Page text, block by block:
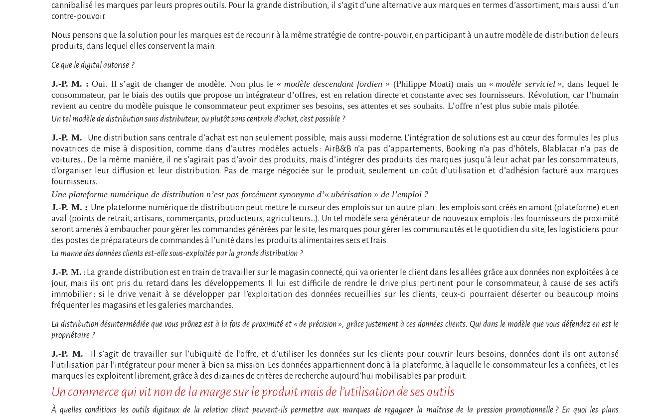
cannibalisé les marques par leurs propres outils. Pour la grande distribution, il s’agit d’une alternative aux marques en termes d’assortiment, mais aussi d’un
contre-pouvoir.
Nous pensons que la solution pour les marques est de recourir à la même stratégie de contre-pouvoir, en participant à un autre modèle de distribution de leurs
produits, dans lequel elles conservent la main.
Ce que le digital autorise ?
J.-P. M. :Oui. Il s’agit de changer de modèle. Non plus le « modèle descendant fordien » (Philippe Moati) mais un « modèle serviciel », dans lequel le
consommateur, par le biais des outils que propose un intégrateur d’offres, est en relation directe et constante avec ses fournisseurs. Révolution, car l’humain
revient au centre du modèle puisque le consommateur peut exprimer ses besoins, ses attentes et ses souhaits. L’offre n’est plus subie mais pilotée.
Un tel modèle de distribution sans distributeur, ou plutôt sans centrale d’achat, c’est possible ?
J.-P. M. : Une distribution sans centrale d’achat est non seulement possible, mais aussi moderne. L’intégration de solutions est au cœur des formules les plus
novatrices de mise à disposition, comme dans d’autres modèles actuels : AirB&B n’a pas d’appartements, Booking n’a pas d’hôtels, Blablacar n’a pas de
voitures… De la même manière, il ne s’agirait pas d’avoir des produits, mais d’intégrer des produits des marques jusqu’à leur achat par les consommateurs,
d’organiser leur diffusion et leur distribution. Pas de marge négociée sur le produit, seulement un coût d’utilisation et d’adhésion facturé aux marques
fournisseurs.
Une plateforme numérique de distribution n’est pas forcément synonyme d’« ubérisation » de l’emploi ?
J.-P. M. : Une plateforme numérique de distribution peut mettre le curseur des emplois sur un autre plan : les emplois sont créés en amont (plateforme) et en
aval (points de retrait, artisans, commerçants, producteurs, agriculteurs…). Un tel modèle sera générateur de nouveaux emplois : les fournisseurs de proximité
seront amenés à embaucher pour gérer les commandes générées par le site, les marques pour gérer les communautés et le quotidien du site, les logisticiens pour
des postes de préparateurs de commandes à l’unité dans les produits alimentaires secs et frais.
La manne des données clients est-elle sous-exploitée par la grande distribution ?
J.-P. M. : La grande distribution est en train de travailler sur le magasin connecté, qui va orienter le client dans les allées grâce aux données non exploitées à ce
jour, mais ils ont pris du retard dans les développements. Il lui est difficile de rendre le drive plus pertinent pour le consommateur, à cause de ses actifs
immobilier : si le drive venait à se développer par l’exploitation des données recueillies sur les clients, ceux-ci pourraient déserter ou beaucoup moins
fréquenter les magasins et les galeries marchandes.
La distribution désintermédiée que vous prônez est à la fois de proximité et « de précision », grâce justement à ces données clients. Qui dans le modèle que vous défendez en est le
propriétaire ?
J.-P. M. : Il s’agit de travailler sur l’ubiquité de l’offre, et d’utiliser les données sur les clients pour couvrir leurs besoins, données dont ils ont autorisé
l’utilisation par l’intégrateur pour mener à bien sa mission. Les données appartiennent donc à la plateforme, à laquelle le consommateur les a confiées, et les
marques les exploitent librement, grâce à des dizaines de critères de recherche aujourd’hui mobilisables par produit.
Un commerce qui vit non de la marge sur le produit mais de l’utilisation de ses outils
À quelles conditions les outils digitaux de la relation client peuvent-ils permettre aux marques de regagner la maîtrise de la pression promotionnelle ? En quoi les plans